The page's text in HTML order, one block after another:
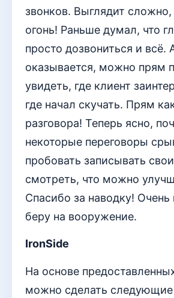
звонков. Выглядит
огонь! Раньше думал, что
просто дозвониться и всё.
оказывается, можно прям
увидеть, где клиент
где начал скучать. Прям
разговора! Теперь ясно,
некоторые переговоры
пробовать записывать
смотреть, что можно
Спасибо за наводку! Очень
беру на вооружение.
IronSide
На основе
можно сделать